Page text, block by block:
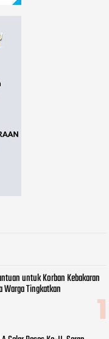
untuk Korban Kebakaran
Warga Tingkatkan